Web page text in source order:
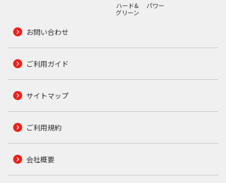
ハード&
グリーン
パワー
お問い合わせ
ご利用ガイド
サイトマップ
ご利用規約
会社概要